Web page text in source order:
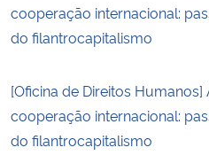
cooperação internacional:
do filantrocapitalismo
[Oficina de Direitos
cooperação internacional:
do filantrocapitalismo